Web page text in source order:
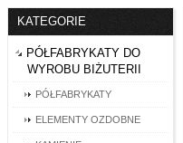
KATEGORIE
PÓŁFABRYKATY DO
WYROBU BIŻUTERII
PÓŁFABRYKATY
ELEMENTY OZDOBNE